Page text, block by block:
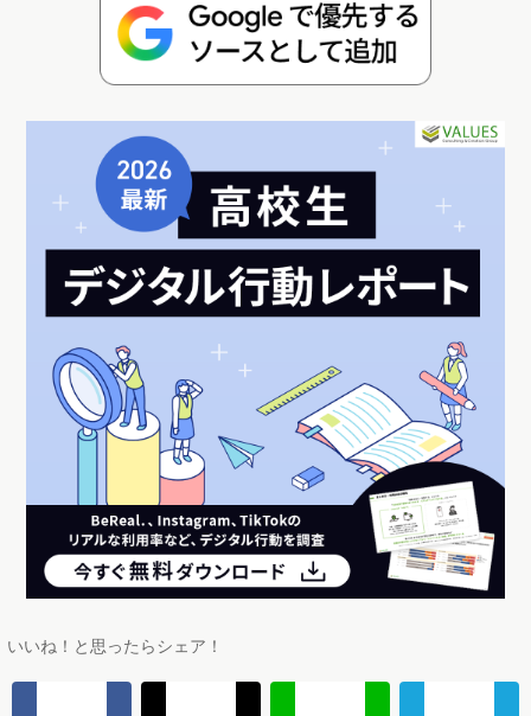
https://manamina.valuesccg.com/articles/1211
環境に優しく健康的であるという理由で人気が高まりつつある植物性食品。大豆ミ
ート・植物性ミルク等の植物性食品の認知度、興味関心、購入経験などをアンケー
トとWeb行動ログの両軸から調査した『植物性食品・大豆ミートに関する調査』レ
ポートをリリースしました。（ページ数｜25p）
▼新しい食スタイルとして、環境保全やヘルシー志向など様々な角度から
注目を集める「ヴィーガン」について、興味を持つ人の動向や最新トレン
ドをヴァリューズのリサーチャーが記事にまとめました。こちらも併せて
ご覧ください。
新しい食スタイルの最新動向と具体的な対策方法｜ヴァリューズ
×ベジプロジェクトジャパン共催セミナーレポート
https://manamina.valuesccg.com/articles/1296
新型コロナ感染拡大に伴う自粛期間が長引く中でのダイエット効果への期待、ヘル
シー志向のトレンド、環境保全への配慮など、様々な角度から注目を集めている
「ヴィーガン」食スタイル。菜食主義者だけでなく一般消費者層からも関心が高ま
り、大手食品メーカーや飲食店も商品開発に参入するなど、盛り上がりをみせつつ
あります。話題の植物性食品の市場・商品動向を分析し、トレンドの背景にある消
費者心理を読み解きました。